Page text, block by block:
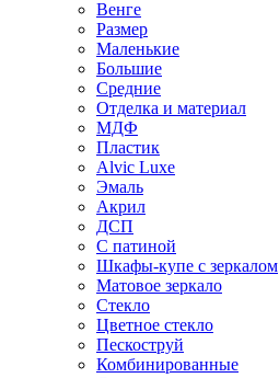
Венге
Размер
Маленькие
Большие
Средние
Отделка и материал
МДФ
Пластик
Alvic Luxe
Эмаль
Акрил
ДСП
С патиной
Шкафы-купе с зеркалом
Матовое зеркало
Стекло
Цветное стекло
Пескоструй
Комбинированные